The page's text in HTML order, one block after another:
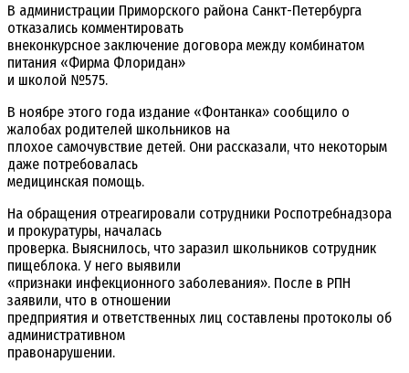
В администрации Приморского района Санкт-Петербурга
отказались комментировать
внеконкурсное заключение договора между комбинатом
питания «Фирма Флоридан»
и школой №575.
В ноябре этого года издание «Фонтанка» сообщило о
жалобах родителей школьников на
плохое самочувствие детей. Они рассказали, что некоторым
даже потребовалась
медицинская помощь.
На обращения отреагировали сотрудники Роспотребнадзора
и прокуратуры, началась
проверка. Выяснилось, что заразил школьников сотрудник
пищеблока. У него выявили
«признаки инфекционного заболевания». После в РПН
заявили, что в отношении
предприятия и ответственных лиц составлены протоколы об
административном
правонарушении.